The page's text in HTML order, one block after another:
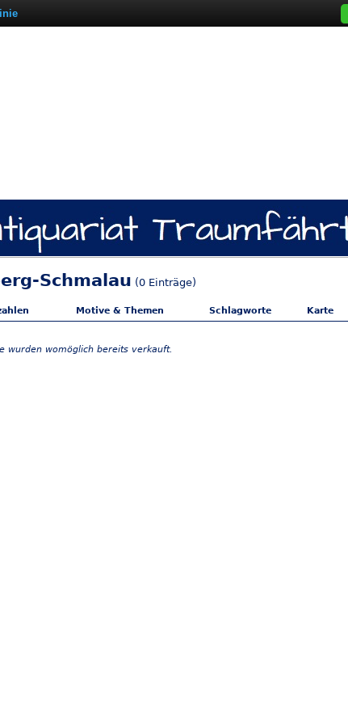
Schmalau (0 Einträge)
Motive & Themen Schlagworte Karte
wurden womöglich bereits verkauft.